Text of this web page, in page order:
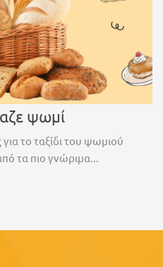
ψωμί
το ταξίδι του ψωμιού
τα πιο γνώριμα...